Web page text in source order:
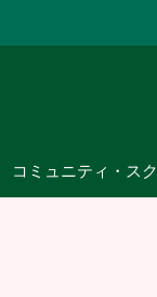
コミュニティ・ス